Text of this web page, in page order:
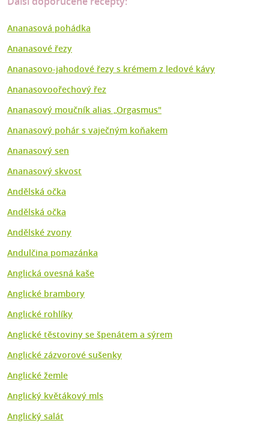
Ananasová pohádka
Ananasové řezy
Ananasovo-jahodové řezy s krémem z ledové kávy
Ananasovoořechový řez
Ananasový moučník alias „Orgasmus"
Ananasový pohár s vaječným koňakem
Ananasový sen
Ananasový skvost
Andělská očka
Andělská očka
Andělské zvony
Andulčina pomazánka
Anglická ovesná kaše
Anglické brambory
Anglické rohlíky
Anglické těstoviny se špenátem a sýrem
Anglické zázvorové sušenky
Anglické žemle
Anglický květákový mls
Anglický salát